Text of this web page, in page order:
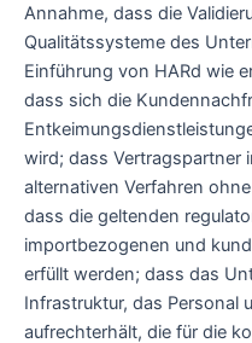
Annahme, dass die
Qualitätssysteme des
Einführung von HARd wie
dass sich die
wird; dass Vertragspartner
alternativen Verfahren
dass die geltenden
importbezogenen und
erfüllt werden; dass das
Infrastruktur, das Personal
aufrechterhält, die für die